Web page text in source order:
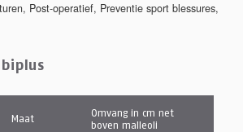
, Post-operatief, Preventie sport blessures,
Maat
Omvang in cm net
boven malleoli